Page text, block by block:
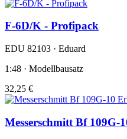
F-6D/K - Profipack
EDU 82103 · Eduard
1:48 · Modellbausatz
32,25 €
Messerschmitt Bf 109G-